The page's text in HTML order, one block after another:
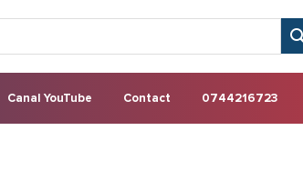
Canal YouTube Contact 0744216723